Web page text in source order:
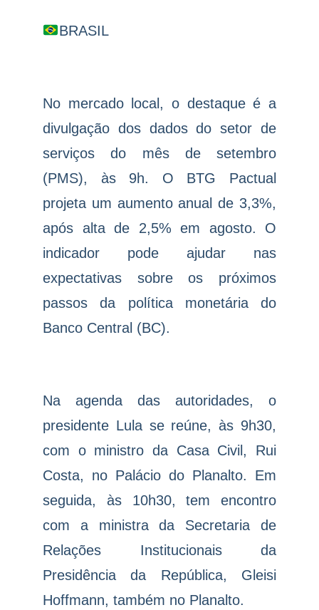
BRASIL
No mercado local, o destaque é a
divulgação dos dados do setor de
serviços do mês de setembro
(PMS), às 9h. O BTG Pactual
projeta um aumento anual de 3,3%,
após alta de 2,5% em agosto. O
indicador pode ajudar nas
expectativas sobre os próximos
passos da política monetária do
Banco Central (BC).
Na agenda das autoridades, o
presidente Lula se reúne, às 9h30,
com o ministro da Casa Civil, Rui
Costa, no Palácio do Planalto. Em
seguida, às 10h30, tem encontro
com a ministra da Secretaria de
Relações Institucionais da
Presidência da República, Gleisi
Hoffmann, também no Planalto.